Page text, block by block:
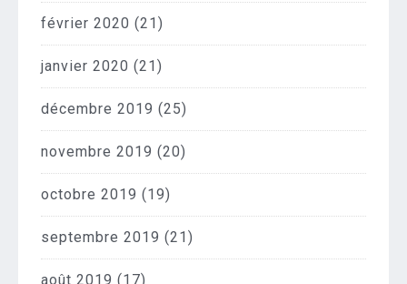
février 2020 (21)
janvier 2020 (21)
décembre 2019 (25)
novembre 2019 (20)
octobre 2019 (19)
septembre 2019 (21)
août 2019 (17)